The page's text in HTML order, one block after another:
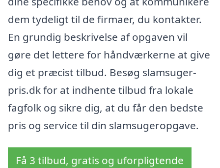
dem tydeligt til de firmaer, du kontakter.
En grundig beskrivelse af opgaven vil
gøre det lettere for håndværkerne at give
dig et præcist tilbud. Besøg slamsuger-
pris.dk for at indhente tilbud fra lokale
fagfolk og sikre dig, at du får den bedste
pris og service til din slamsugeropgave.
Få 3 tilbud, gratis og uforpligtende